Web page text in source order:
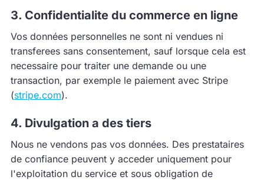
3. Confidentialite du commerce en ligne
Vos données personnelles ne sont ni vendues ni
transferees sans consentement, sauf lorsque cela est
necessaire pour traiter une demande ou une
transaction, par exemple le paiement avec Stripe
(stripe.com).
4. Divulgation a des tiers
Nous ne vendons pas vos données. Des prestataires
de confiance peuvent y acceder uniquement pour
l'exploitation du service et sous obligation de